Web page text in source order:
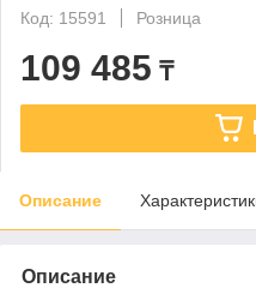
Код: 15591
Розница
109 485 ₸
Описание
Описание